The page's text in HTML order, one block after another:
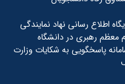
اطلاع رسانی نهاد نمایندگی
معظم رهبری در دانشگاه
پاسخگویی به شکایات وزارت